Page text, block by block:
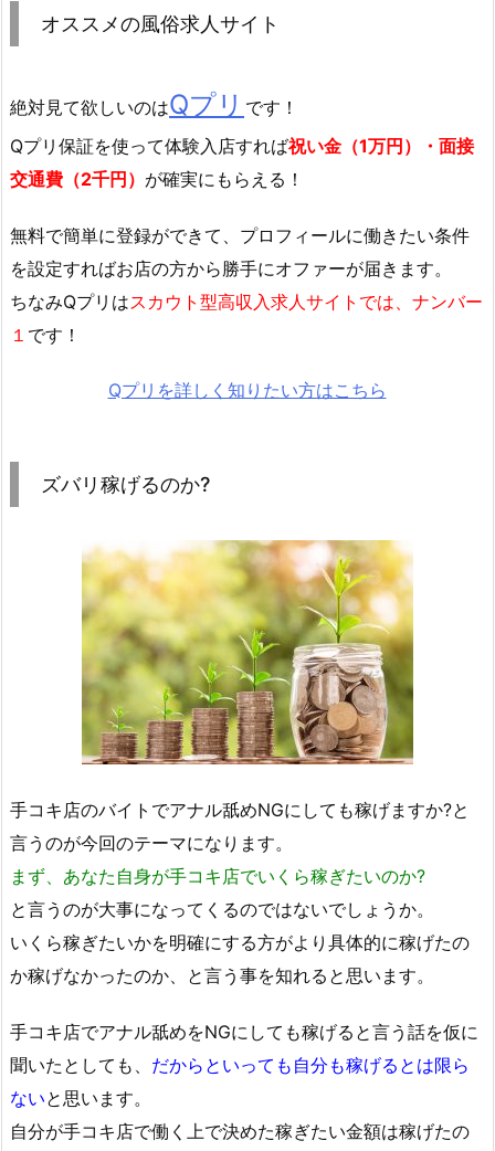
オススメの風俗求人サイト
絶対見て欲しいのはQプリ です！
Qプリ保証を使って体験入店すれば祝い金（1万円）・面接
交通費（2千円） が確実にもらえる！
無料で簡単に登録ができて、プロフィールに働きたい条件
を設定すればお店の方から勝手にオファーが届きます。
ちなみQプリはスカウト型高収入求人サイトでは、ナンバー
１ です！
Qプリを詳しく知りたい方はこちら
ズバリ稼げるのか?
手コキ店のバイトでアナル舐めNGにしても稼げますか?と
言うのが今回のテーマになります。
まず、あなた自身が手コキ店でいくら稼ぎたいのか?
と言うのが大事になってくるのではないでしょうか。
いくら稼ぎたいかを明確にする方がより具体的に稼げたの
か稼げなかったのか、と言う事を知れると思います。
手コキ店でアナル舐めをNGにしても稼げると言う話を仮に
聞いたとしても、 だからといっても自分も稼げるとは限ら
ないと思います。
自分が手コキ店で働く上で決めた稼ぎたい金額は稼げたの